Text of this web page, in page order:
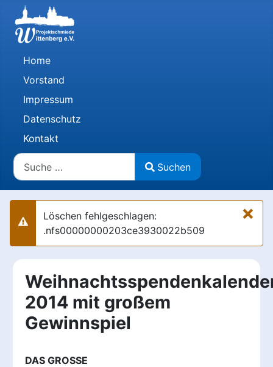
Home
Vorstand
Impressum
Datenschutz
Kontakt
Suchen
Type 2 or more characters for results.
Suchen
×
Warnung
Löschen fehlgeschlagen:
.nfs00000000203ce3930022b509
2014 mit großem
Gewinnspiel
DAS GROSSE